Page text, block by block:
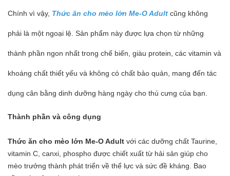
Chính vì vậy, Thức ăn cho mèo lớn Me-O Adult cũng không
phải là một ngoại lệ. Sản phẩm này được lựa chọn từ những
thành phần ngon nhất trong chế biến, giàu protein, các vitamin và
khoáng chất thiết yếu và không có chất bảo quản, mang đến tác
dụng cân bằng dinh dưỡng hàng ngày cho thú cưng của bạn.
Thành phần và công dụng
Thức ăn cho mèo lớn Me-O Adult với các dưỡng chất Taurine,
vitamin C, canxi, phospho được chiết xuất từ hải sản giúp cho
mèo trưởng thành phát triển về thể lực và sức đề kháng. Bao